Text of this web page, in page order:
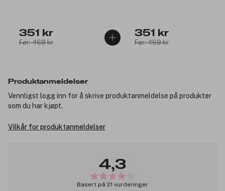
351 kr
Før: 469 kr
351 kr
Før: 469 kr
Produktanmeldelser
Vennligst logg inn for å skrive produktanmeldelse på produkter
som du har kjøpt.
Vilkår for produktanmeldelser
4,3
Basert på 21 vurderinger